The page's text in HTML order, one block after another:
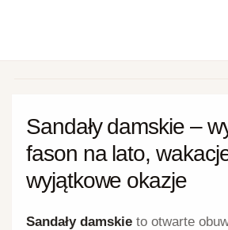
Sandały damskie –
fason na lato,
wyjątkowe okazje
Sandały damskie to otwarte